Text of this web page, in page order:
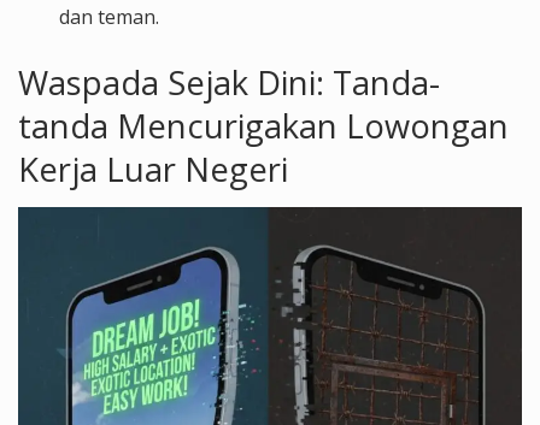
dan teman.
Waspada Sejak Dini: Tanda-
tanda Mencurigakan Lowongan
Kerja Luar Negeri